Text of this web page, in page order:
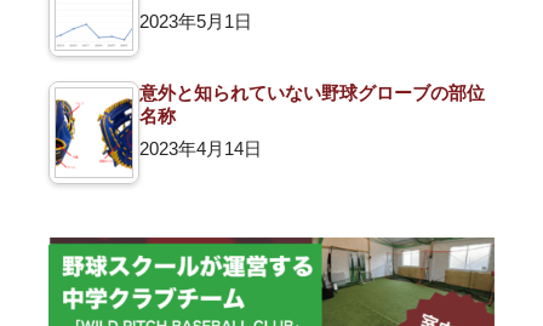
2023年5月1日
意外と知られていない野球グローブの部位
名称
2023年4月14日